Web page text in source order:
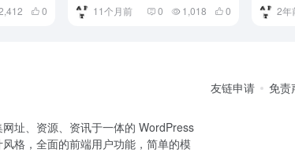
0 11个月前 0 1,018 0 2年
址、资源、资讯于一体的 WordPress
格，全面的前端用户功能，简单的模
友链申请 免责